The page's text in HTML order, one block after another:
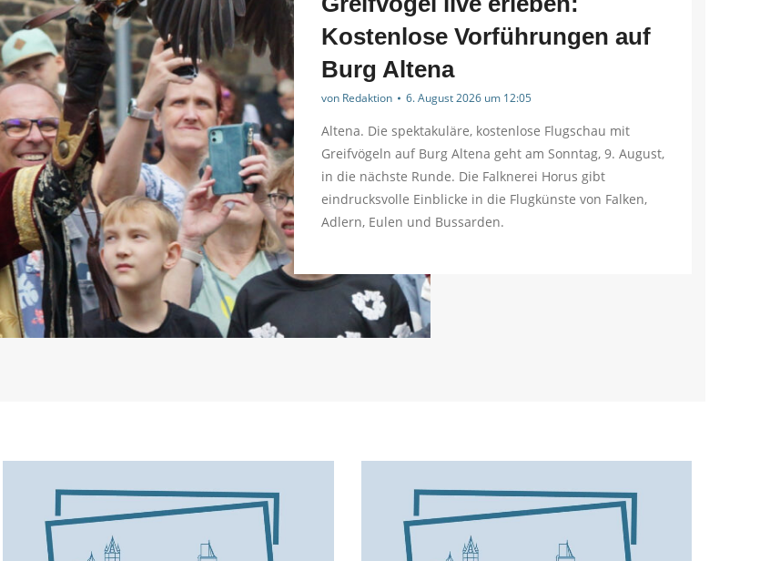
Kostenlose Vorführungen auf
Burg Altena
von Redaktion 6. August 2026 um 12:05
Altena. Die spektakuläre, kostenlose Flugschau mit
Greifvögeln auf Burg Altena geht am Sonntag, 9. August,
in die nächste Runde. Die Falknerei Horus gibt
eindrucksvolle Einblicke in die Flugkünste von Falken,
Adlern, Eulen und Bussarden.